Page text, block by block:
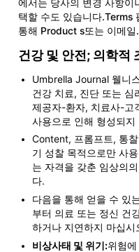
에서는 당사의 변경 사항이
택할 수도 있습니다.Terms
통해 Product s또는 이메일.
건강 및 안전; 의학적
Umbrella Journal 웰니
건강 치료, 진단 또는 심
제공자-환자, 치료사-고
사용으로 인해 형성되
Content, 프롬프트, 통
기 성찰 목적으로만 사
는 자격을 갖춘 임상의
다.
다음을 통해 얻을 수 있
부터 의료 또는 정신 건
하거나 지연하지 마십
비상사태 및 위기:위험에